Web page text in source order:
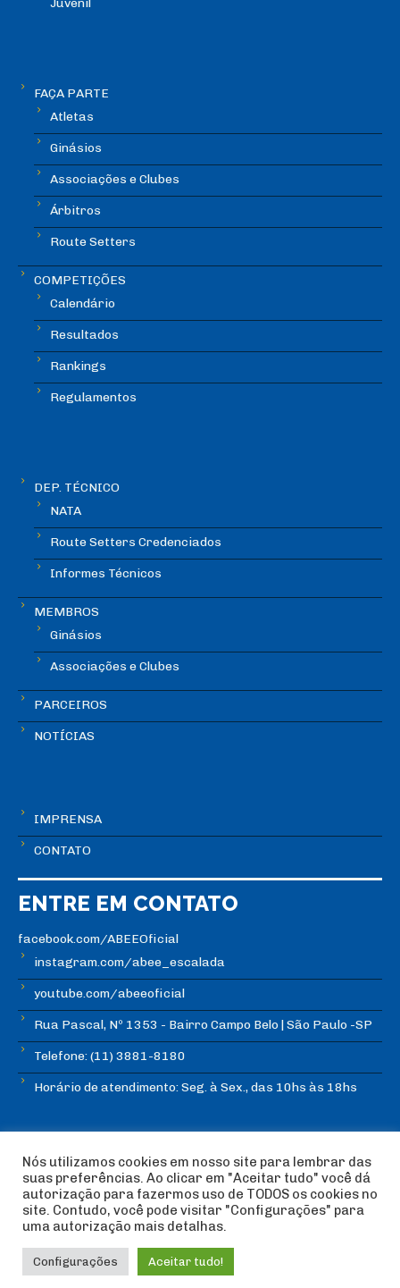
FAÇA PARTE
Atletas
Ginásios
Associações e Clubes
Árbitros
Route Setters
COMPETIÇÕES
Calendário
Resultados
Rankings
Regulamentos
DEP. TÉCNICO
NATA
Route Setters Credenciados
Informes Técnicos
MEMBROS
Ginásios
Associações e Clubes
PARCEIROS
NOTÍCIAS
IMPRENSA
CONTATO
ENTRE EM CONTATO
facebook.com/ABEEOficial
instagram.com/abee_escalada
youtube.com/abeeoficial
Rua Pascal, Nº 1353 - Bairro Campo Belo | São Paulo -SP
Telefone: (11) 3881-8180
Horário de atendimento: Seg. à Sex., das 10hs às 18hs
© Copyright ABEE | Associação Brasileira de Escalada
Esportiva 2018 | Design:Imagética Design
Nós utilizamos cookies em nosso site para lembrar das
suas preferências. Ao clicar em "Aceitar tudo" você dá
autorização para fazermos uso de TODOS os cookies no
site. Contudo, você pode visitar "Configurações" para
uma autorização mais detalhas.
Configurações Aceitar tudo!